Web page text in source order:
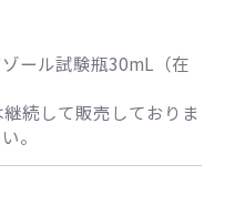
ール試験瓶30mL（在
続して販売しておりま
。